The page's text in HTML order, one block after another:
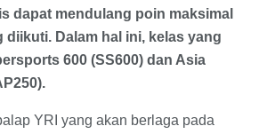
dapat mendulang poin maksimal
diikuti. Dalam hal ini, kelas yang
600 (SS600) dan Asia
YRI yang akan berlaga pada